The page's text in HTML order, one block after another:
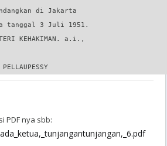
PDF nya sbb: